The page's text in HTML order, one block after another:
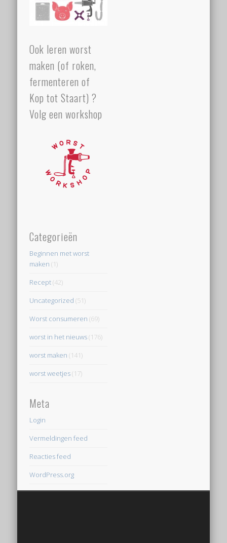
Ook leren worst
maken (of roken,
fermenteren of
Kop tot Staart) ?
Volg een workshop
Categorieën
Beginnen met worst
maken (1)
Recept(42)
Uncategorized (51)
Worst consumeren (69)
worst in het nieuws(176)
worst maken (141)
worst weetjes(17)
Meta
Login
Vermeldingen feed
Reacties feed
WordPress.org